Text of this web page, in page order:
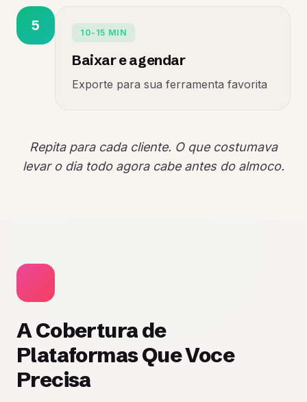
5 10-15 MIN
Baixar e agendar
Exporte para sua ferramenta favorita
Repita para cada cliente. O que costumava
levar o dia todo agora cabe antes do almoco.
A Cobertura de
Plataformas Que Voce
Precisa